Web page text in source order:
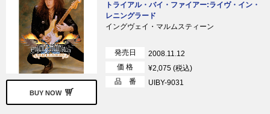
BUY NOW
トライアル・バイ・ファイアー:ライヴ・イン・
レニングラード
イングヴェイ・マルムスティーン
発売日
2008.11.12
価 格
¥2,075 (税込)
品 番
UIBY-9031